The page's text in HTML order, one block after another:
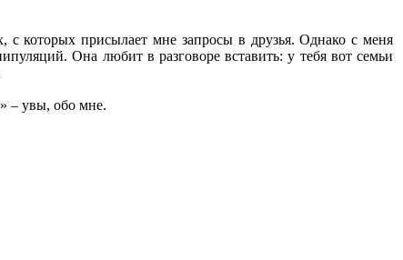
с которых присылает мне запросы в друзья. Однако с меня
Она любит в разговоре вставить: у тебя вот семьи
– увы, обо мне.